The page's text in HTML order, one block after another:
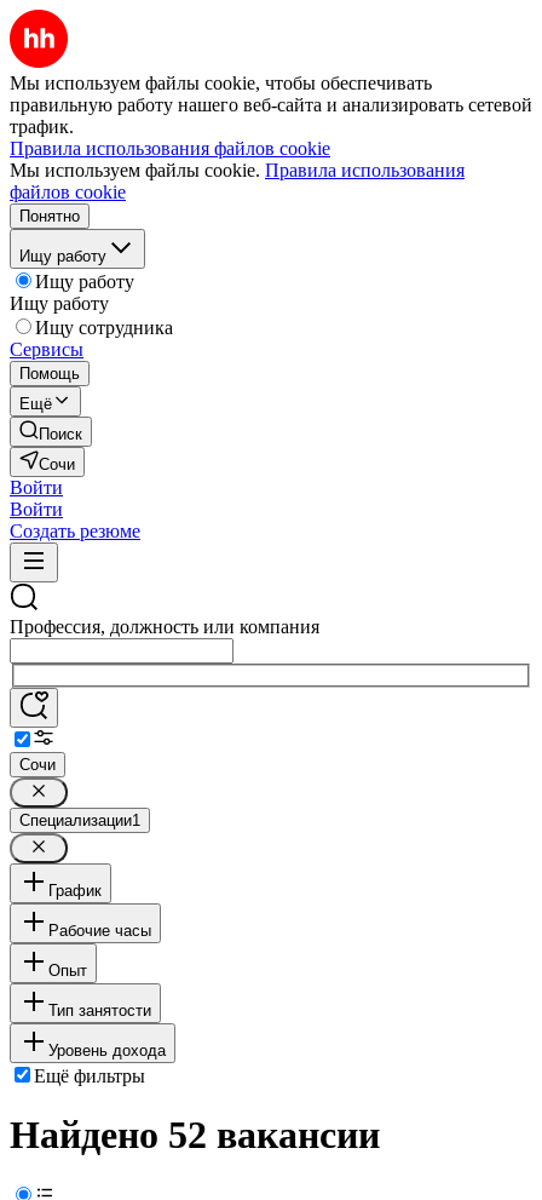
Мы используем файлы cookie, чтобы обеспечивать
правильную работу нашего веб-сайта и анализировать сетевой
трафик.
Правила использования файлов cookie
Мы используем файлы cookie. Правила использования
файлов cookie
Понятно
Ищу работу
Ищу работу
Ищу работу
Ищу сотрудника
Сервисы
Помощь
Ещё
Поиск
Сочи
Войти
Войти
Создать резюме
Профессия, должность или компания
Сочи
Специализации1
График
Рабочие часы
Опыт
Тип занятости
Уровень дохода
Ещё фильтры
Найдено 52 вакансии